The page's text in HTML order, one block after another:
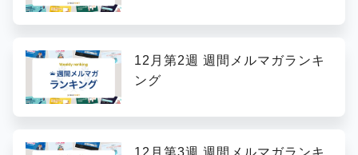
12月第2週 週間メルマガランキ
ング